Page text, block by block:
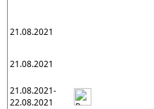
21.08.2021
21.08.2021
21.08.2021-
22.08.2021